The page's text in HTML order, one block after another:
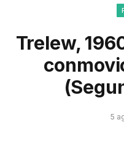
Trelew,
5